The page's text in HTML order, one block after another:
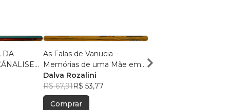
DA
As Falas de Vanucia –
Memórias de uma Mãe em
Travessia nas Sessões de
Psicanálise
Dalva Rozalini
R$ 67,91R$ 53,77
Comprar
Susane Costa